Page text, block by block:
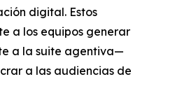
digital. Estos
a los equipos generar
a la suite agentiva—
a las audiencias de